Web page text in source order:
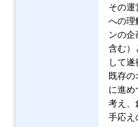
その運
への理
ンの企
含む）
して遂
既存の
に進め
考え、
手応え